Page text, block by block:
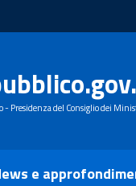
- Presidenza del Consiglio dei
e